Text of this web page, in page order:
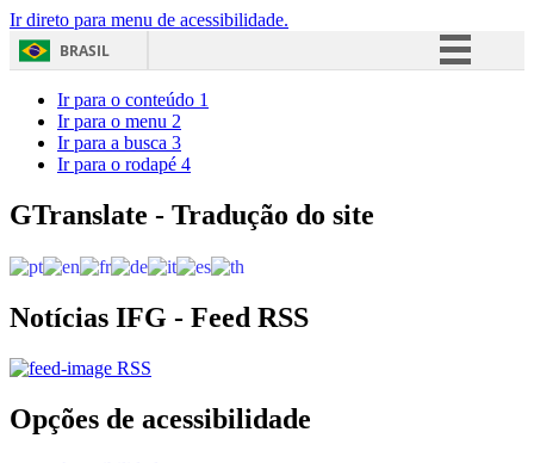
Ir direto para menu de acessibilidade.
BRASIL
Acesso à informação
Ir para o conteúdo 1
Ir para o menu 2
Ir para a busca 3
Ir para o rodapé 4
GTranslate - Tradução do site
Notícias IFG - Feed RSS
RSS
Opções de acessibilidade